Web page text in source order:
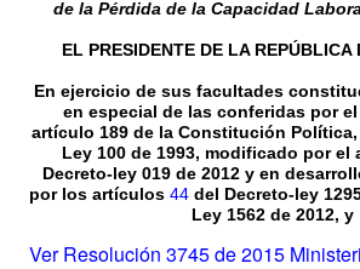
de la Pérdida de la Capacidad
EL PRESIDENTE DE LA REPÚBLICA
En ejercicio de sus facultades
en especial de las conferidas por el
artículo 189 de la Constitución
Ley 100 de 1993, modificado por el
Decreto-ley 019 de 2012 y en
por los artículos 44 del Decreto-ley
Ley 1562 de 2012, y
Ver Resolución 3745 de 2015